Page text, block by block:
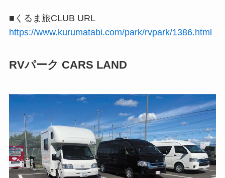
■くるま旅CLUB URL
https://www.kurumatabi.com/park/rvpark/1386.html
RVパーク CARS LAND